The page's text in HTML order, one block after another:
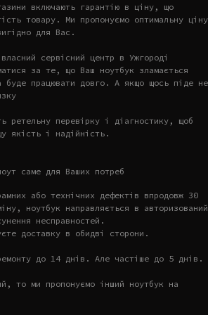
включають гарантію в ціну, що
товару. Ми пропонуємо оптимальну ціну
для Вас.
сервісний центр в Ужгороді
за те, що Ваш ноутбук зламається
буде працювати довго. А якщо щось піде не
ретельну перевірку і діагностику, щоб
якість і надійність.
саме для Ваших потреб
або технічних дефектів впродовж 30
ноутбук направляється в авторизований
несправностей.
доставку в обидві сторони.
до 14 днів. Але частіше до 5 днів.
то ми пропонуємо інший ноутбук на